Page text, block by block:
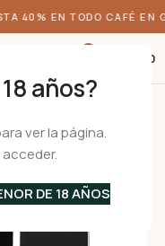
años?
ver la página.
DE 18 AÑOS
40% EN TODO CAFÉ EN
0.00